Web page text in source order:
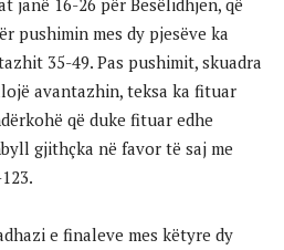
pushimin mes dy pjesëve ka
35-49. Pas pushimit, skuadra
avantazhin, teksa ka fituar
që duke fituar edhe
gjithçka në favor të saj me
e finaleve mes këtyre dy